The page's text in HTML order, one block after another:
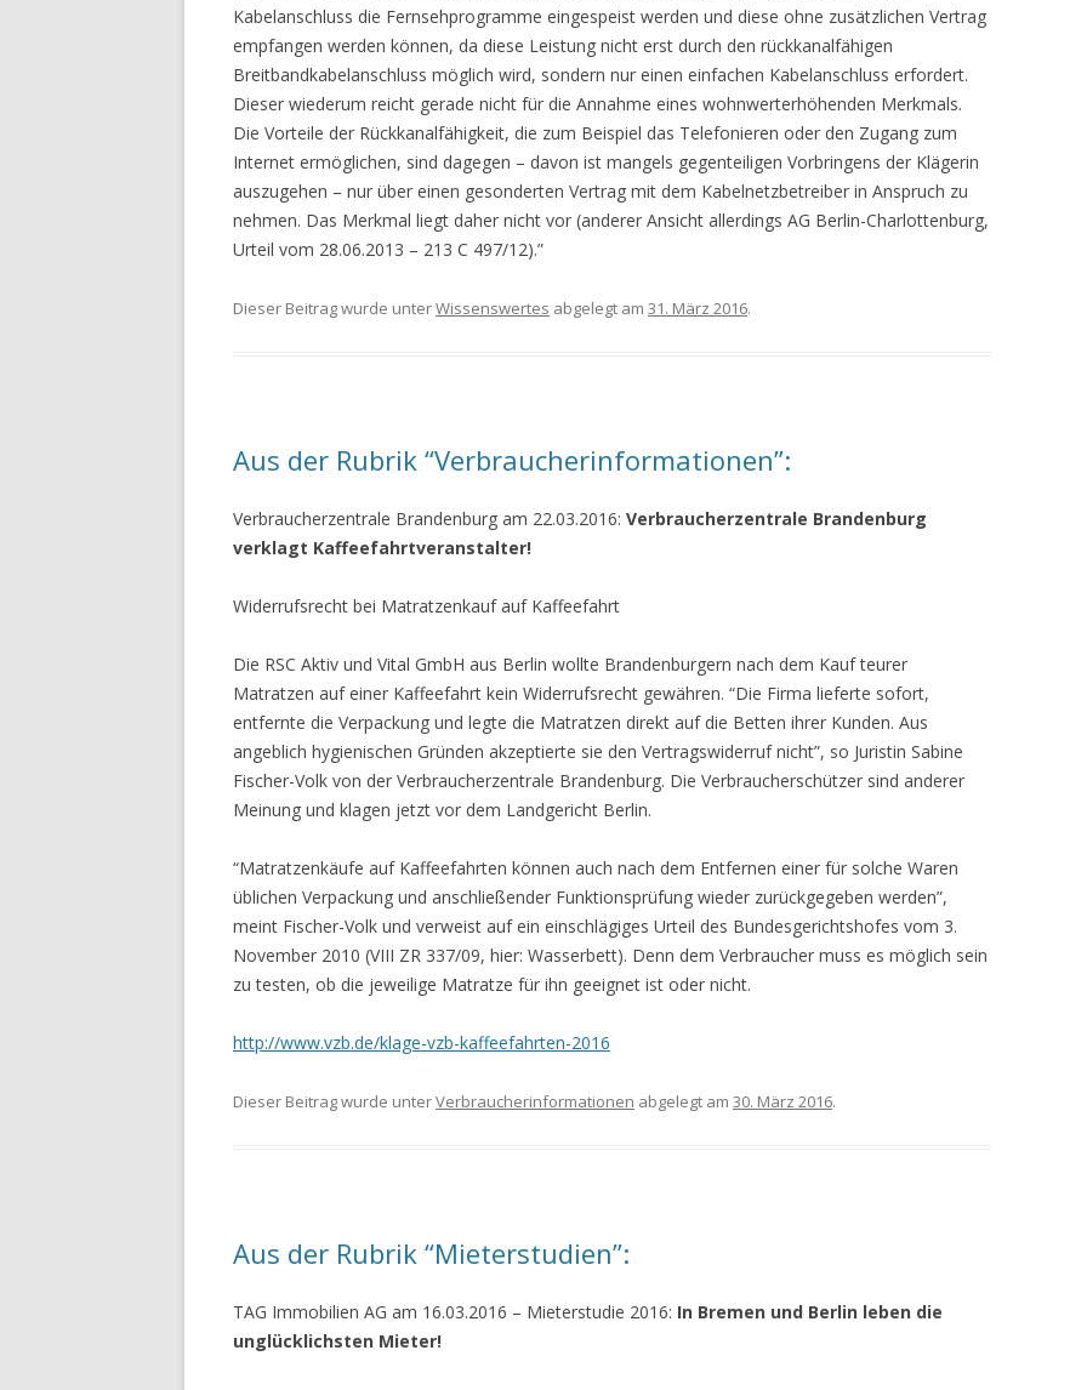
Kabelanschluss die Fernsehprogramme eingespeist werden und diese ohne zusätzlichen Vertrag
empfangen werden können, da diese Leistung nicht erst durch den rückkanalfähigen
Breitbandkabelanschluss möglich wird, sondern nur einen einfachen Kabelanschluss erfordert.
Dieser wiederum reicht gerade nicht für die Annahme eines wohnwerterhöhenden Merkmals.
Die Vorteile der Rückkanalfähigkeit, die zum Beispiel das Telefonieren oder den Zugang zum
Internet ermöglichen, sind dagegen – davon ist mangels gegenteiligen Vorbringens der Klägerin
auszugehen – nur über einen gesonderten Vertrag mit dem Kabelnetzbetreiber in Anspruch zu
nehmen. Das Merkmal liegt daher nicht vor (anderer Ansicht allerdings AG Berlin-Charlottenburg,
Urteil vom 28.06.2013 – 213 C 497/12).”
Dieser Beitrag wurde unterWissenswertes abgelegt am 31. März 2016.
Aus der Rubrik “Verbraucherinformationen”:
Verbraucherzentrale Brandenburg am 22.03.2016: Verbraucherzentrale Brandenburg
verklagt Kaffeefahrtveranstalter!
Widerrufsrecht bei Matratzenkauf auf Kaffeefahrt
Die RSC Aktiv und Vital GmbH aus Berlin wollte Brandenburgern nach dem Kauf teurer
Matratzen auf einer Kaffeefahrt kein Widerrufsrecht gewähren. “Die Firma lieferte sofort,
entfernte die Verpackung und legte die Matratzen direkt auf die Betten ihrer Kunden. Aus
angeblich hygienischen Gründen akzeptierte sie den Vertragswiderruf nicht”, so Juristin Sabine
Fischer-Volk von der Verbraucherzentrale Brandenburg. Die Verbraucherschützer sind anderer
Meinung und klagen jetzt vor dem Landgericht Berlin.
“Matratzenkäufe auf Kaffeefahrten können auch nach dem Entfernen einer für solche Waren
üblichen Verpackung und anschließender Funktionsprüfung wieder zurückgegeben werden”,
meint Fischer-Volk und verweist auf ein einschlägiges Urteil des Bundesgerichtshofes vom 3.
November 2010 (VIII ZR 337/09, hier: Wasserbett). Denn dem Verbraucher muss es möglich sein
zu testen, ob die jeweilige Matratze für ihn geeignet ist oder nicht.
http://www.vzb.de/klage-vzb-kaffeefahrten-2016
Dieser Beitrag wurde unterVerbraucherinformationen abgelegt am 30. März 2016.
Aus der Rubrik “Mieterstudien”:
TAG Immobilien AG am 16.03.2016 – Mieterstudie 2016: In Bremen und Berlin leben die
unglücklichsten Mieter!